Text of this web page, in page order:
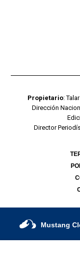
Propietario:
Dirección
Director
Mustang